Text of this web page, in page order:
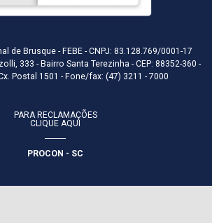
de Brusque - FEBE - CNPJ: 83.128.769/0001-17
333 - Bairro Santa Terezinha - CEP: 88352-360 -
Postal 1501 - Fone/fax: (47) 3211 - 7000
PARA RECLAMAÇÕES
CLIQUE AQUI
PROCON - SC